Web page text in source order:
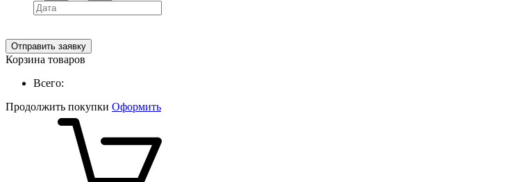
Отправить заявку
Корзина товаров
Всего:
Продолжить покупки Оформить